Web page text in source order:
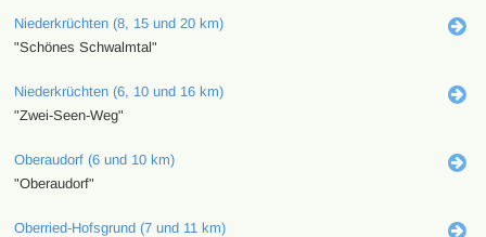
Niederkrüchten (8, 15 und 20 km)
"Schönes Schwalmtal"
Niederkrüchten (6, 10 und 16 km)
"Zwei-Seen-Weg"
Oberaudorf (6 und 10 km)
"Oberaudorf"
Oberried-Hofsgrund (7 und 11 km)